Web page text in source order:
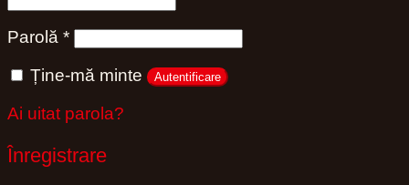
Parolă *Obligatoriu
Ține-mă minte Autentificare
Ai uitat parola?
Înregistrare